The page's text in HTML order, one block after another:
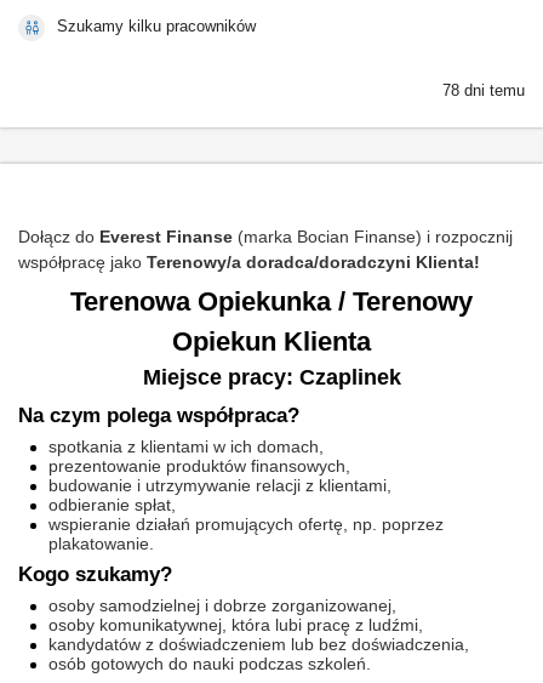
Szukamy kilku pracowników
78 dni temu
Dołącz do Everest Finanse (marka Bocian Finanse) i rozpocznij
współpracę jako Terenowy/a doradca/doradczyni Klienta!
Terenowa Opiekunka / Terenowy
Opiekun Klienta
Miejsce pracy: Czaplinek
Na czym polega współpraca?
spotkania z klientami w ich domach,
prezentowanie produktów finansowych,
budowanie i utrzymywanie relacji z klientami,
odbieranie spłat,
wspieranie działań promujących ofertę, np. poprzez
plakatowanie.
Kogo szukamy?
osoby samodzielnej i dobrze zorganizowanej,
osoby komunikatywnej, która lubi pracę z ludźmi,
kandydatów z doświadczeniem lub bez doświadczenia,
osób gotowych do nauki podczas szkoleń.